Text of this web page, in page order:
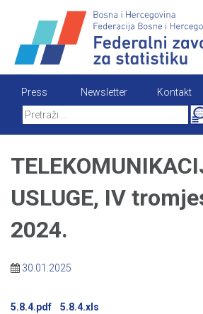
content
Press Newsletter
Kontakt
USLUGE, IV
2024.
30.01.2025
5.8.4.pdf 5.8.4.xls